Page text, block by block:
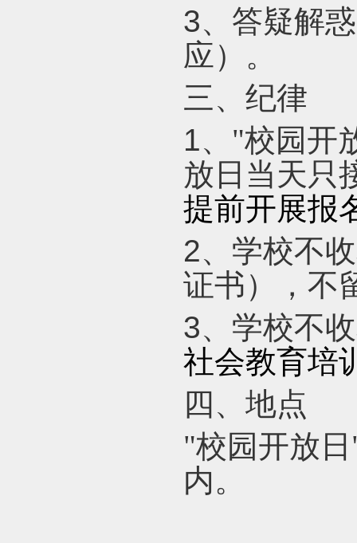
3、答疑解
应）。
三、纪律
1、"校园开
放日当天只
提前开展报
2、学校不
证书），不
3、学校不
社会教育培
四、地点
"校园开放
内。